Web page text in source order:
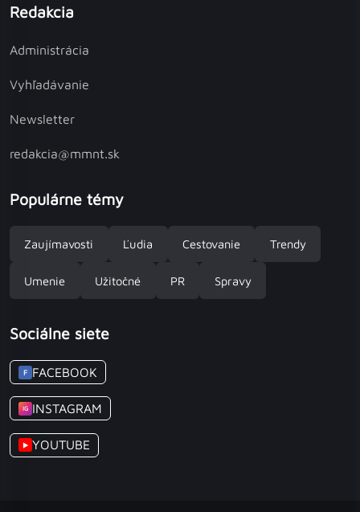
Redakcia
Administrácia
Vyhľadávanie
Newsletter
redakcia@mmnt.sk
Populárne témy
Zaujímavosti Ľudia Cestovanie Trendy
Umenie Užitočné PR Spravy
Sociálne siete
F FACEBOOK
IG INSTAGRAM
▶ YOUTUBE